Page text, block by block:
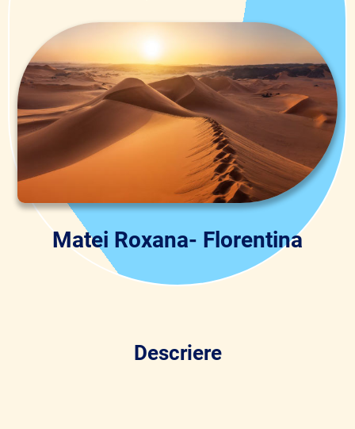
Matei Roxana- Florentina
Descriere